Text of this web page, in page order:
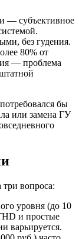
— субъективное
без гудения.
80% от
— проблема
бы
или замена ГУ
три вопроса:
уровня (до 10
и простые
варьируется.